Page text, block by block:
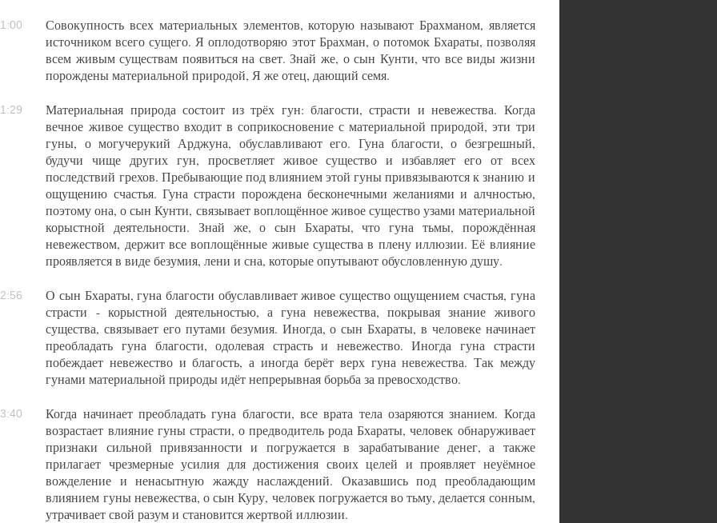
Совокупность всех материальных элементов, которую называют Брахманом, является
источником всего сущего. Я оплодотворяю этот Брахман, о потомок Бхараты, позволяя
всем живым существам появиться на свет. Знай же, о сын Кунти, что все виды жизни
порождены материальной природой, Я же отец, дающий семя.
Материальная природа состоит из трёх гун: благости, страсти и невежества. Когда
вечное живое существо входит в соприкосновение с материальной природой, эти три
гуны, о могучерукий Арджуна, обуславливают его. Гуна благости, о безгрешный,
будучи чище других гун, просветляет живое существо и избавляет его от всех
последствий грехов. Пребывающие под влиянием этой гуны привязываются к знанию и
ощущению счастья. Гуна страсти порождена бесконечными желаниями и алчностью,
поэтому она, о сын Кунти, связывает воплощённое живое существо узами материальной
корыстной деятельности. Знай же, о сын Бхараты, что гуна тьмы, порождённая
невежеством, держит все воплощённые живые существа в плену иллюзии. Её влияние
проявляется в виде безумия, лени и сна, которые опутывают обусловленную душу.
О сын Бхараты, гуна благости обуславливает живое существо ощущением счастья, гуна
страсти - корыстной деятельностью, а гуна невежества, покрывая знание живого
существа, связывает его путами безумия. Иногда, о сын Бхараты, в человеке начинает
преобладать гуна благости, одолевая страсть и невежество. Иногда гуна страсти
побеждает невежество и благость, а иногда берёт верх гуна невежества. Так между
гунами материальной природы идёт непрерывная борьба за превосходство.
Когда начинает преобладать гуна благости, все врата тела озаряются знанием. Когда
возрастает влияние гуны страсти, о предводитель рода Бхараты, человек обнаруживает
признаки сильной привязанности и погружается в зарабатывание денег, а также
прилагает чрезмерные усилия для достижения своих целей и проявляет неуёмное
вожделение и ненасытную жажду наслаждений. Оказавшись под преобладающим
влиянием гуны невежества, о сын Куру, человек погружается во тьму, делается сонным,
утрачивает свой разум и становится жертвой иллюзии.